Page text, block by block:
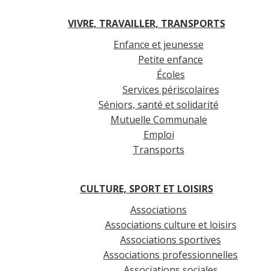
VIVRE, TRAVAILLER, TRANSPORTS
Enfance et jeunesse
Petite enfance
Écoles
Services périscolaires
Séniors, santé et solidarité
Mutuelle Communale
Emploi
Transports
CULTURE, SPORT ET LOISIRS
Associations
Associations culture et loisirs
Associations sportives
Associations professionnelles